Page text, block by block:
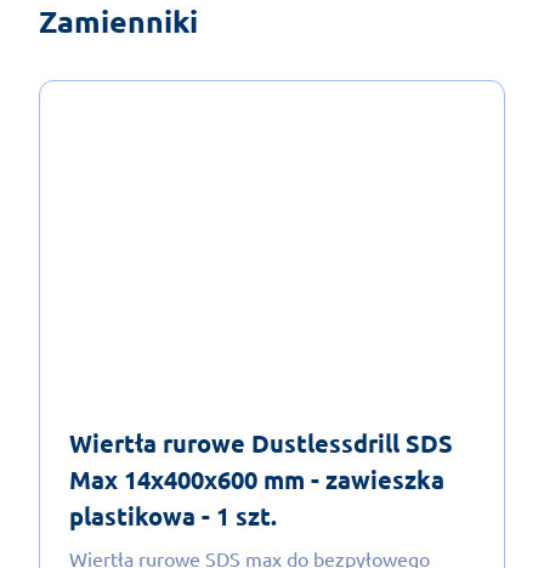
Zamienniki
Wiertła rurowe Dustlessdrill SDS
Max 14x400x600 mm - zawieszka
plastikowa - 1 szt.
Wiertła rurowe SDS max do bezpyłowego